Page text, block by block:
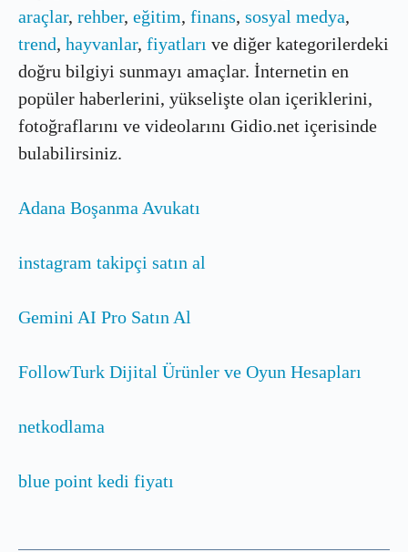
araçlar, rehber, eğitim, finans, sosyal medya,
trend, hayvanlar, fiyatları ve diğer kategorilerdeki
doğru bilgiyi sunmayı amaçlar. İnternetin en
popüler haberlerini, yükselişte olan içeriklerini,
fotoğraflarını ve videolarını Gidio.net içerisinde
bulabilirsiniz.
Adana Boşanma Avukatı
instagram takipçi satın al
Gemini AI Pro Satın Al
FollowTurk Dijital Ürünler ve Oyun Hesapları
netkodlama
blue point kedi fiyatı